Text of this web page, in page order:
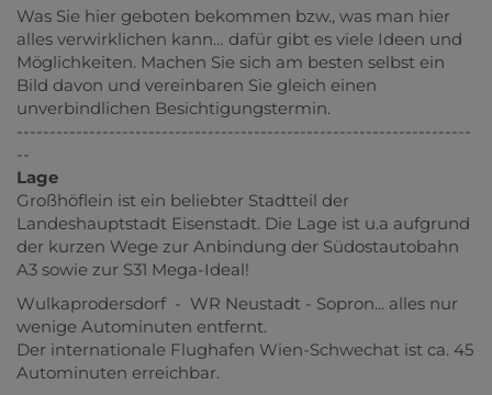
Was Sie hier geboten bekommen bzw., was man hier
alles verwirklichen kann… dafür gibt es viele Ideen und
Möglichkeiten. Machen Sie sich am besten selbst ein
Bild davon und vereinbaren Sie gleich einen
unverbindlichen Besichtigungstermin.
---------------------------------------------------------------------
--
Lage
Großhöflein ist ein beliebter Stadtteil der
Landeshauptstadt Eisenstadt. Die Lage ist u.a aufgrund
der kurzen Wege zur Anbindung der Südostautobahn
A3 sowie zur S31 Mega-Ideal!
Wulkaprodersdorf - WR Neustadt - Sopron... alles nur
wenige Autominuten entfernt.
Der internationale Flughafen Wien-Schwechat ist ca. 45
Autominuten erreichbar.